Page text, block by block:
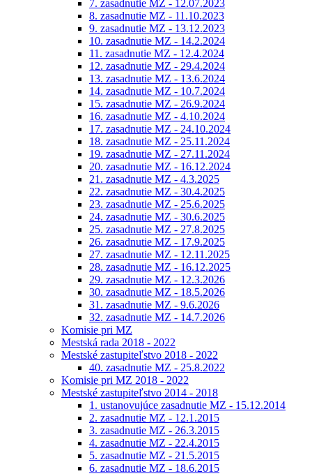
7. zasadnutie MZ - 12.07.2023
8. zasadnutie MZ - 11.10.2023
9. zasadnutie MZ - 13.12.2023
10. zasadnutie MZ - 14.2.2024
11. zasadnutie MZ - 12.4.2024
12. zasadnutie MZ - 29.4.2024
13. zasadnutie MZ - 13.6.2024
14. zasadnutie MZ - 10.7.2024
15. zasadnutie MZ - 26.9.2024
16. zasadnutie MZ - 4.10.2024
17. zasadnutie MZ - 24.10.2024
18. zasadnutie MZ - 25.11.2024
19. zasadnutie MZ - 27.11.2024
20. zasadnutie MZ - 16.12.2024
21. zasadnutie MZ - 4.3.2025
22. zasadnutie MZ - 30.4.2025
23. zasadnutie MZ - 25.6.2025
24. zasadnutie MZ - 30.6.2025
25. zasadnutie MZ - 27.8.2025
26. zasadnutie MZ - 17.9.2025
27. zasadnutie MZ - 12.11.2025
28. zasadnutie MZ - 16.12.2025
29. zasadnutie MZ - 12.3.2026
30. zasadnutie MZ - 18.5.2026
31. zasadnutie MZ - 9.6.2026
32. zasadnutie MZ - 14.7.2026
Komisie pri MZ
Mestská rada 2018 - 2022
Mestské zastupiteľstvo 2018 - 2022
40. zasadnutie MZ - 25.8.2022
Komisie pri MZ 2018 - 2022
Mestské zastupiteľstvo 2014 - 2018
1. ustanovujúce zasadnutie MZ - 15.12.2014
2. zasadnutie MZ - 12.1.2015
3. zasadnutie MZ - 26.3.2015
4. zasadnutie MZ - 22.4.2015
5. zasadnutie MZ - 21.5.2015
6. zasadnutie MZ - 18.6.2015